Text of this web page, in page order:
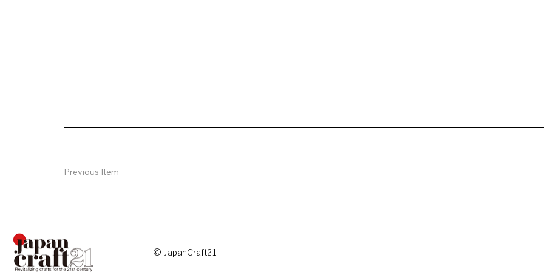
Previous Item
© JapanCraft21